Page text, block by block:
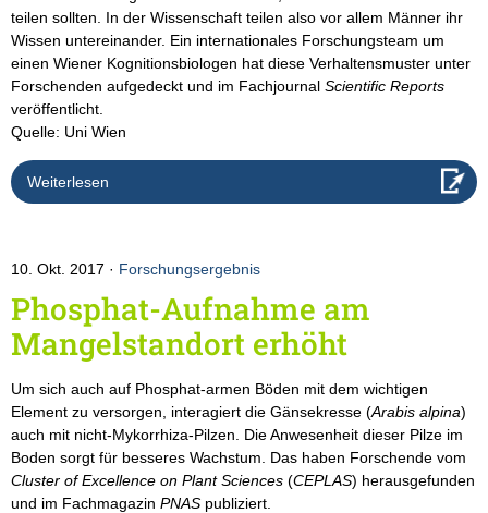
teilen sollten. In der Wissenschaft teilen also vor allem Männer ihr
Wissen untereinander. Ein internationales Forschungsteam um
einen Wiener Kognitionsbiologen hat diese Verhaltensmuster unter
Forschenden aufgedeckt und im Fachjournal Scientific Reports
veröffentlicht.
Quelle: Uni Wien
Weiterlesen
10. Okt. 2017 Forschungsergebnis
Phosphat-Aufnahme am
Mangelstandort erhöht
Um sich auch auf Phosphat-armen Böden mit dem wichtigen
Element zu versorgen, interagiert die Gänsekresse (Arabis alpina)
auch mit nicht-Mykorrhiza-Pilzen. Die Anwesenheit dieser Pilze im
Boden sorgt für besseres Wachstum. Das haben Forschende vom
Cluster of Excellence on Plant Sciences (CEPLAS) herausgefunden
und im Fachmagazin PNAS publiziert.